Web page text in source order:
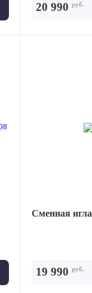
20 990 руб.
Сменная игла
19 990 руб.